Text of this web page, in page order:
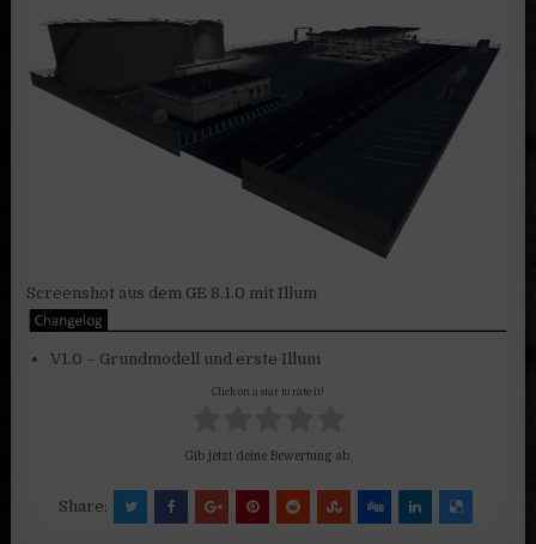
Screenshot aus dem GE 8.1.0 mit Illum
V1.0 – Grundmodell und erste Illum
Click on a star to rate it!
Gib jetzt deine Bewertung ab.
Share: